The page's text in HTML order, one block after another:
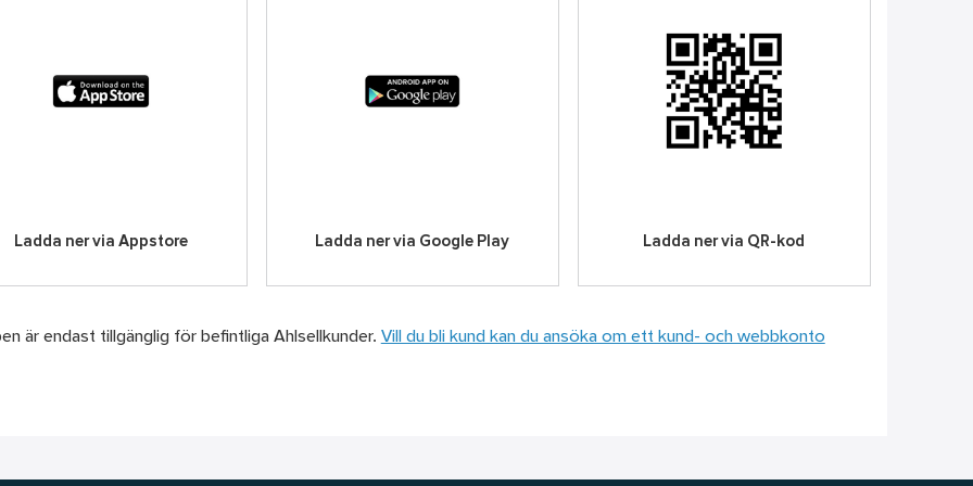
Ladda ner via Appstore Ladda ner via Google Play Ladda ner via QR-kod
är endast tillgänglig för befintliga Ahlsellkunder. Vill du bli kund kan du ansöka om ett kund- och webbkonto